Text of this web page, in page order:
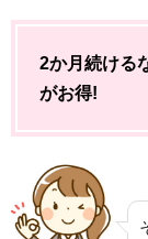
2か月続ける
がお得!